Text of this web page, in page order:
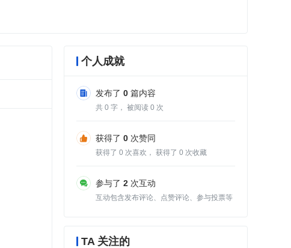
个人成就
发布了 0 篇内容
共 0 字， 被阅读 0 次
获得了 0 次赞同
获得了 0 次喜欢， 获得了 0 次收藏
参与了 2 次互动
互动包含发布评论、点赞评论、参与投票等
TA 关注的